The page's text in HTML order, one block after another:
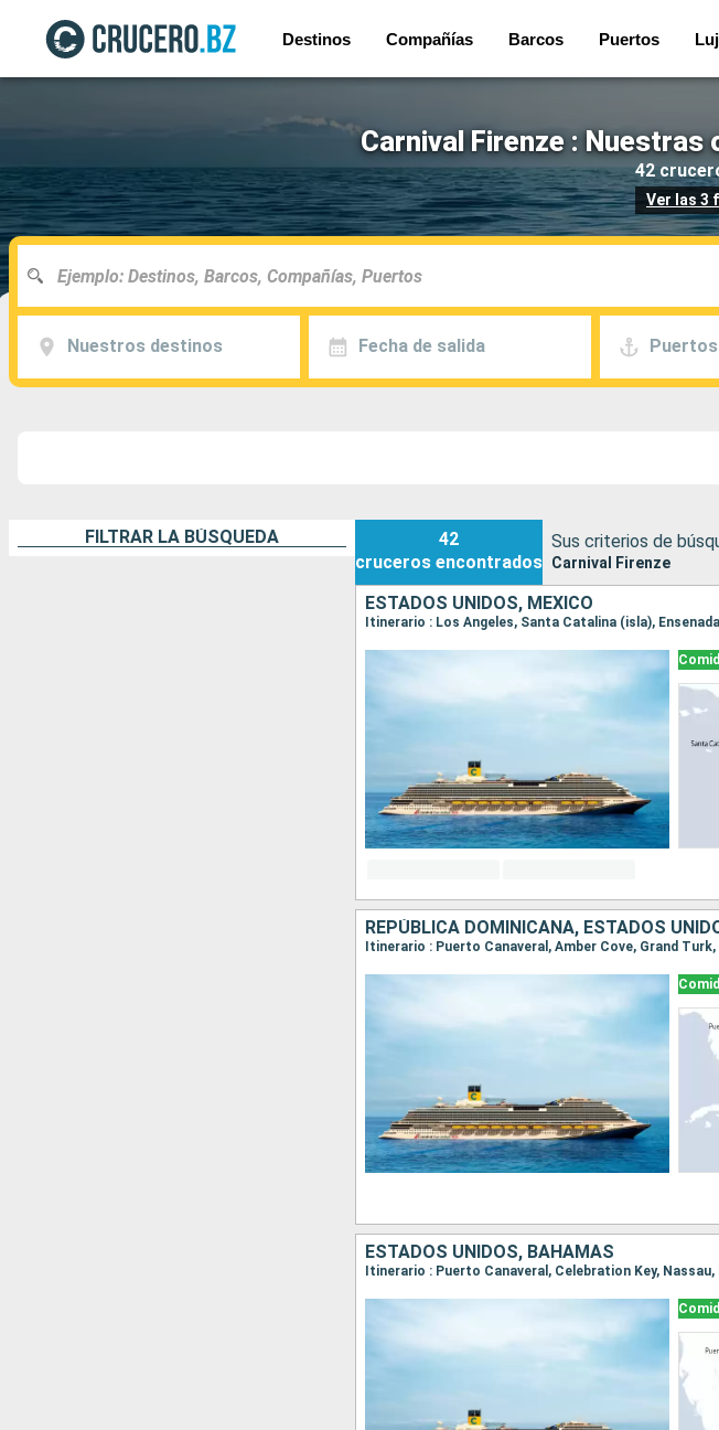
Destinos Compañías Barcos Puertos
Carnival Firenze :
42
Ver las 3
Nuestros destinos Fecha de salida Puertos
FILTRAR LA BÚSQUEDA
42
cruceros encontrados
Sus criterios de
Carnival Firenze
ESTADOS UNIDOS, MÉXICO
Itinerario : Los Angeles, Santa Catalina (isla),
REPÚBLICA DOMINICANA, ESTADOS
Itinerario : Puerto Canaveral, Amber Cove, Grand
ESTADOS UNIDOS, BAHAMAS
Itinerario : Puerto Canaveral, Celebration Key,